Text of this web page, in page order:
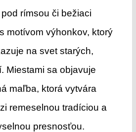
rímsou či bežiaci
motívom výhonkov, ktorý
na svet starých,
Miestami sa objavuje
maľba, ktorá vytvára
remeselnou tradíciou a
presnosťou.